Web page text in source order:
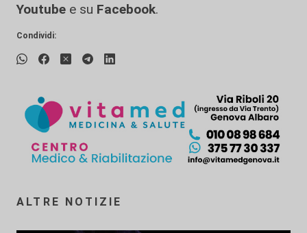
Youtube e su Facebook.
Condividi:
ALTRE NOTIZIE